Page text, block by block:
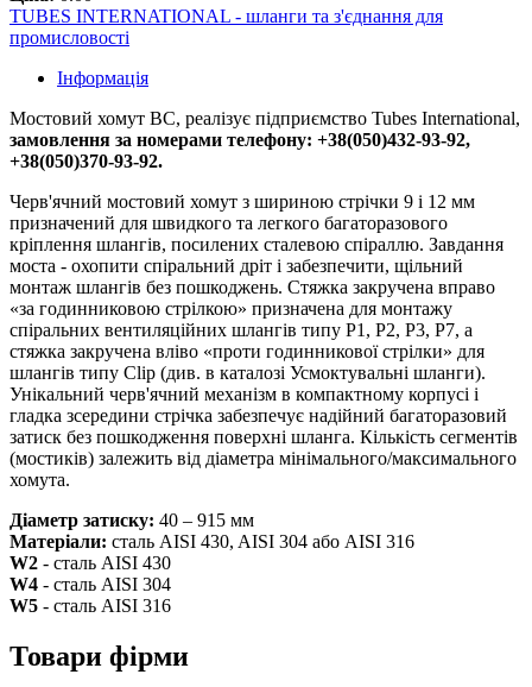
TUBES INTERNATIONAL - шланги та з'єднання для
промисловості
Інформація
Мостовий хомут BC, реалізує підприємство Tubes International,
замовлення за номерами телефону: +38(050)432-93-92,
+38(050)370-93-92.
Черв'ячний мостовий хомут з шириною стрічки 9 і 12 мм
призначений для швидкого та легкого багаторазового
кріплення шлангів, посилених сталевою спіраллю. Завдання
моста - охопити спіральний дріт і забезпечити, щільний
монтаж шлангів без пошкоджень. Стяжка закручена вправо
«за годинниковою стрілкою» призначена для монтажу
спіральних вентиляційних шлангів типу P1, P2, P3, P7, а
стяжка закручена вліво «проти годинникової стрілки» для
шлангів типу Clip (див. в каталозі Усмоктувальні шланги).
Унікальний черв'ячний механізм в компактному корпусі і
гладка зсередини стрічка забезпечує надійний багаторазовий
затиск без пошкодження поверхні шланга. Кількість сегментів
(мостиків) залежить від діаметра мінімального/максимального
хомута.
Діаметр затиску: 40 – 915 мм
Матеріали: сталь AISI 430, AISI 304 або AISI 316
W2 - сталь AISI 430
W4 - сталь AISI 304
W5 - сталь AISI 316
Товари фірми